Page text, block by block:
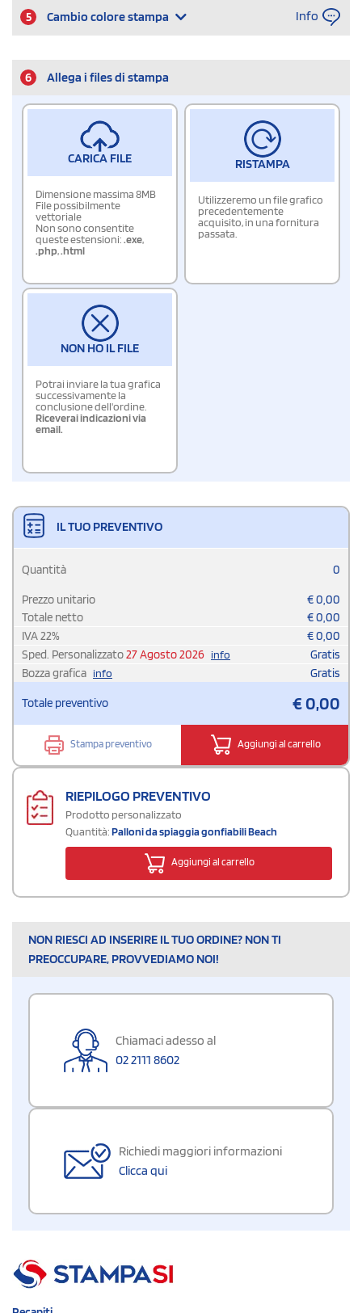
5 Cambio colore stampa Info
6 Allega i files di stampa
CARICA FILE
Dimensione massima 8MB
File possibilmente
vettoriale
Non sono consentite
queste estensioni:.exe,
.php,.html
RISTAMPA
Utilizzeremo un file grafico
precedentemente
acquisito, in una fornitura
passata.
NON HO IL FILE
Potrai inviare la tua grafica
successivamente la
conclusione dell'ordine.
Riceverai indicazioni via
email.
IL TUO PREVENTIVO
Quantità 0
Prezzo unitario €0,00
Totale netto
€0,00
IVA22% €0,00
Sped. Personalizzato27 Agosto 2026 info
Gratis
Bozza grafica info Gratis
Totale preventivo €0,00
Stampa preventivo Aggiungi al carrello
RIEPILOGO PREVENTIVO
Prodotto personalizzato
Quantità:Palloni da spiaggia gonfiabili Beach
Aggiungi al carrello
NON RIESCI AD INSERIRE IL TUO ORDINE? NON TI
PREOCCUPARE, PROVVEDIAMO NOI!
Chiamaci adesso al
02 2111 8602
Richiedi maggiori informazioni
Clicca qui